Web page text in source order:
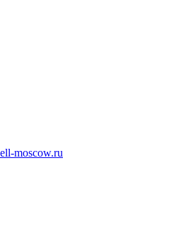
moscow.ru